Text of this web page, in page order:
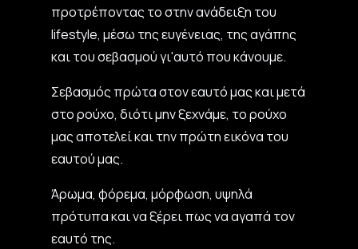
προτρέποντας το στην ανάδειξη του
lifestyle, μέσω της ευγένειας, της αγάπης
και του σεβασμού γι'αυτό που κάνουμε.
Σεβασμός πρώτα στον εαυτό μας και μετά
στο ρούχο, διότι μην ξεχνάμε, το ρούχο
μας αποτελεί και την πρώτη εικόνα του
εαυτού μας.
Άρωμα, φόρεμα, μόρφωση, υψηλά
πρότυπα και να ξέρει πως να αγαπά τον
εαυτό της.